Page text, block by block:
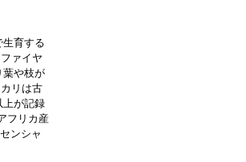
育する
ァイヤ
葉や枝が
リは古
上が記録
フリカ産
ンシャ